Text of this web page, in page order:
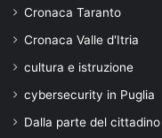
Cronaca Taranto
Cronaca Valle d'Itria
cultura e istruzione
cybersecurity in Puglia
Dalla parte del cittadino